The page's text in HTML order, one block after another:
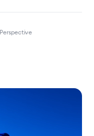
Perspective